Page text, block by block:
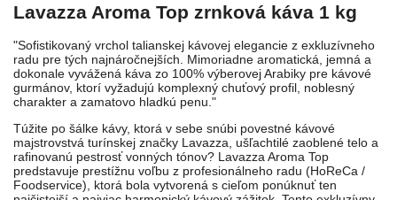
Lavazza Aroma Top zrnková káva 1 kg
"Sofistikovaný vrchol talianskej kávovej elegancie z exkluzívneho
radu pre tých najnáročnejších. Mimoriadne aromatická, jemná a
dokonale vyvážená káva zo 100% výberovej Arabiky pre kávové
gurmánov, ktorí vyžadujú komplexný chuťový profil, noblesný
charakter a zamatovo hladkú penu."
Túžite po šálke kávy, ktorá v sebe snúbi povestné kávové
majstrovstvá turínskej značky Lavazza, ušľachtilé zaoblené telo a
rafinovanú pestrosť vonných tónov? Lavazza Aroma Top
predstavuje prestížnu voľbu z profesionálneho radu (HoReCa /
Foodservice), ktorá bola vytvorená s cieľom ponúknuť ten